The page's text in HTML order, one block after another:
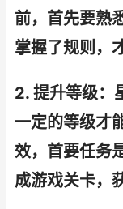
前，首先要熟
掌握了规则，
2. 提升等级：
一定的等级才
效，首要任务
成游戏关卡，